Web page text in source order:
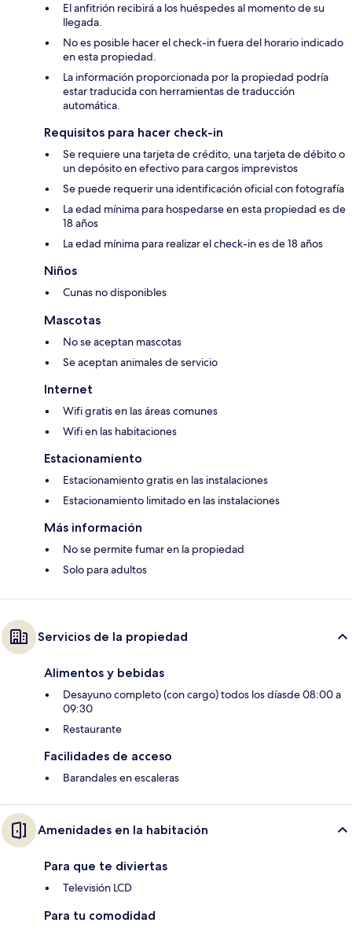
El anfitrión recibirá a los huéspedes al momento de su
llegada.
No es posible hacer el check-in fuera del horario indicado
en esta propiedad.
La información proporcionada por la propiedad podría
estar traducida con herramientas de traducción
automática.
Requisitos para hacer check-in
Se requiere una tarjeta de crédito, una tarjeta de débito o
un depósito en efectivo para cargos imprevistos
Se puede requerir una identificación oficial con fotografía
La edad mínima para hospedarse en esta propiedad es de
18 años
La edad mínima para realizar el check-in es de 18 años
Niños
Cunas no disponibles
Mascotas
No se aceptan mascotas
Se aceptan animales de servicio
Internet
Wifi gratis en las áreas comunes
Wifi en las habitaciones
Estacionamiento
Estacionamiento gratis en las instalaciones
Estacionamiento limitado en las instalaciones
Más información
No se permite fumar en la propiedad
Solo para adultos
Servicios de la propiedad
Alimentos y bebidas
Desayuno completo (con cargo) todos los díasde 08:00 a
09:30
Restaurante
Facilidades de acceso
Barandales en escaleras
Amenidades en la habitación
Para que te diviertas
Televisión LCD
Para tu comodidad